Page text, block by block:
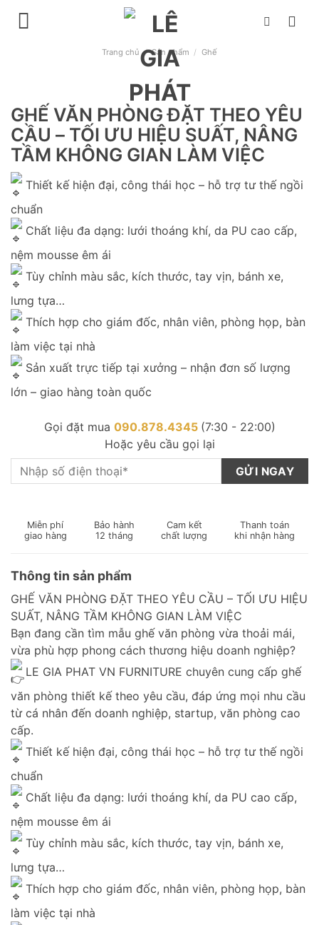
đến
Trang chủ / Sản phẩm / Ghế
GHẾ VĂN PHÒNG ĐẶT THEO YÊU
CẦU – TỐI ƯU HIỆU SUẤT, NÂNG
TẦM KHÔNG GIAN LÀM VIỆC
Thiết kế hiện đại, công thái học – hỗ trợ tư thế ngồi
chuẩn
Chất liệu đa dạng: lưới thoáng khí, da PU cao cấp,
nệm mousse êm ái
Tùy chỉnh màu sắc, kích thước, tay vịn, bánh xe,
lưng tựa…
Thích hợp cho giám đốc, nhân viên, phòng họp, bàn
làm việc tại nhà
Sản xuất trực tiếp tại xưởng – nhận đơn số lượng
lớn – giao hàng toàn quốc
Gọi đặt mua 090.878.4345 (7:30 - 22:00)
Hoặc yêu cầu gọi lại
Miễn phí
giao hàng
Bảo hành
12 tháng
Cam kết
chất lượng
Thanh toán
khi nhận hàng
Thông tin sản phẩm
GHẾ VĂN PHÒNG ĐẶT THEO YÊU CẦU – TỐI ƯU HIỆU
SUẤT, NÂNG TẦM KHÔNG GIAN LÀM VIỆC
Bạn đang cần tìm mẫu ghế văn phòng vừa thoải mái,
vừa phù hợp phong cách thương hiệu doanh nghiệp?
LE GIA PHAT VN FURNITURE chuyên cung cấp ghế
văn phòng thiết kế theo yêu cầu, đáp ứng mọi nhu cầu
từ cá nhân đến doanh nghiệp, startup, văn phòng cao
cấp.
Thiết kế hiện đại, công thái học – hỗ trợ tư thế ngồi
chuẩn
Chất liệu đa dạng: lưới thoáng khí, da PU cao cấp,
nệm mousse êm ái
Tùy chỉnh màu sắc, kích thước, tay vịn, bánh xe,
lưng tựa…
Thích hợp cho giám đốc, nhân viên, phòng họp, bàn
làm việc tại nhà